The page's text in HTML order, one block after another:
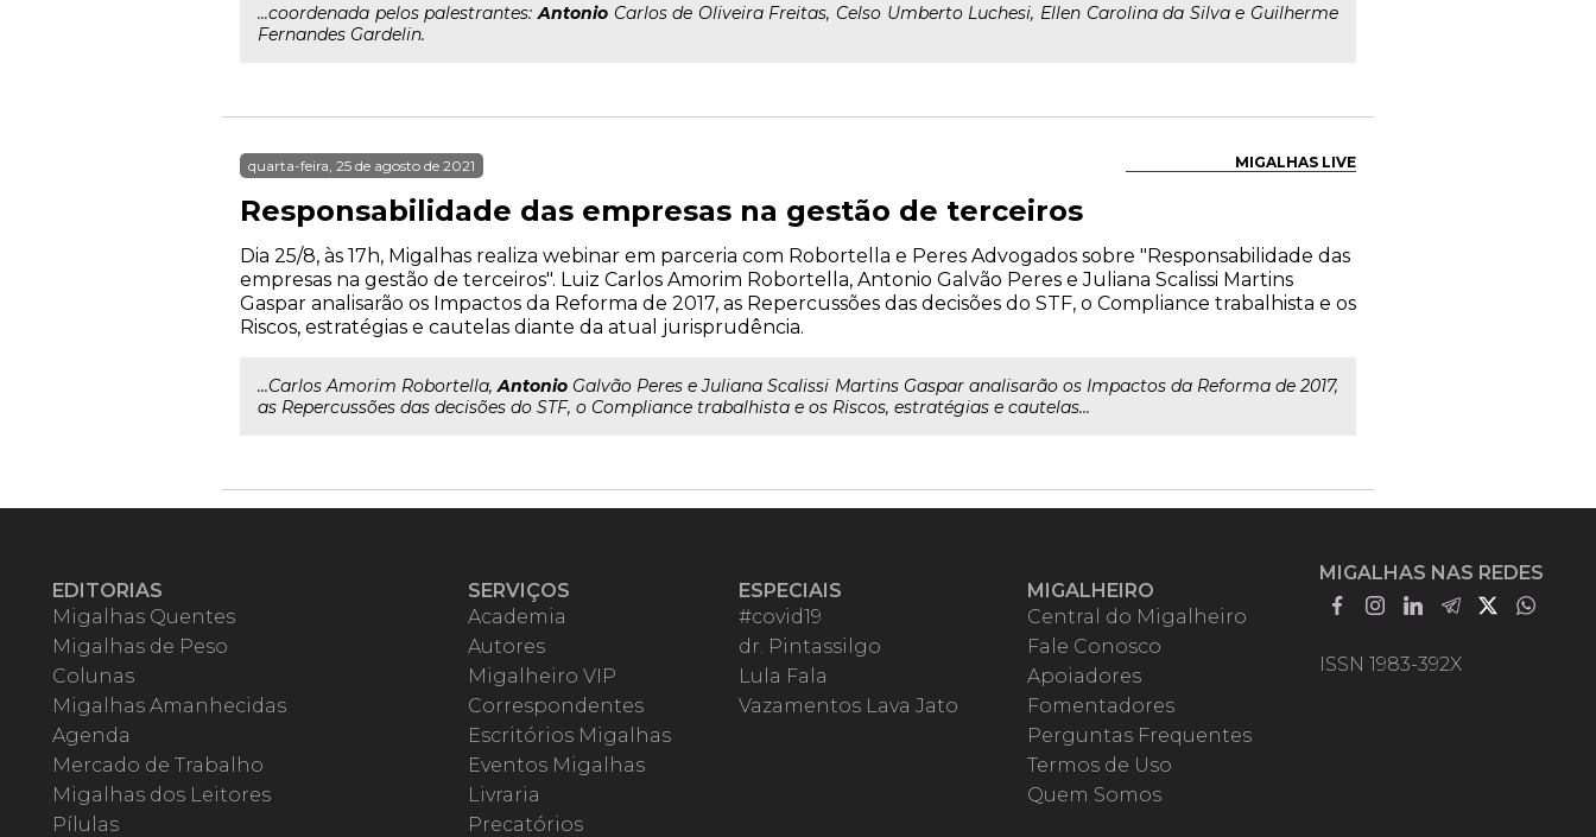
...coordenada pelos palestrantes:AntonioCarlos de Oliveira Freitas, Celso Umberto Luchesi, Ellen Carolina da Silva e Guilherme
Fernandes Gardelin.
MIGALHAS LIVE
quarta-feira, 25 de agosto de 2021
Responsabilidade das empresas na gestão de terceiros
Dia 25/8, às 17h, Migalhas realiza webinar em parceria com Robortella e Peres Advogados sobre "Responsabilidade das
empresas na gestão de terceiros". Luiz Carlos Amorim Robortella, Antonio Galvão Peres e Juliana Scalissi Martins
Gaspar analisarão os Impactos da Reforma de 2017, as Repercussões das decisões do STF, o Compliance trabalhista e os
Riscos, estratégias e cautelas diante da atual jurisprudência.
...Carlos Amorim Robortella,Antonio Galvão Peres e Juliana Scalissi Martins Gaspar analisarão os Impactos da Reforma de 2017,
as Repercussões das decisões do STF, o Compliance trabalhista e os Riscos, estratégias e cautelas...
EDITORIAS
Migalhas Quentes
Migalhas de Peso
Colunas
Migalhas Amanhecidas
Agenda
Mercado de Trabalho
Migalhas dos Leitores
Pílulas
SERVIÇOS
Academia
Autores
Migalheiro VIP
Correspondentes
Escritórios Migalhas
Eventos Migalhas
Livraria
Precatórios
ESPECIAIS
#covid19
dr. Pintassilgo
Lula Fala
Vazamentos Lava Jato
MIGALHEIRO
Central do Migalheiro
Fale Conosco
Apoiadores
Fomentadores
Perguntas Frequentes
Termos de Uso
Quem Somos
MIGALHAS NAS REDES
ISSN 1983-392X